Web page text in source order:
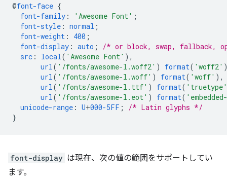
@font-face {
font-family : 'Awesome Font' ;
font-style : normal ;
font-weight : 400 ;
font-display : auto ;
/* or block, swap, fallback,
src : local ( 'Awesome Font' ),
url ( '/fonts/awesome-l.woff2' ) format( 'woff2'
url ( '/fonts/awesome-l.woff' ) format( 'woff' ),
url ( '/fonts/awesome-l.ttf' ) format( 'truetype'
url ( '/fonts/awesome-l.eot' ) format(
unicode-range : U+000-5FF ;
/* Latin glyphs */
}
font-display は現在、次の値の範囲をサポートしてい
ます。